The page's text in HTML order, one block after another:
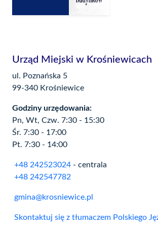
Urząd Miejski w Krośniewicach
ul. Poznańska 5
99-340 Krośniewice
Godziny urzędowania:
Pn, Wt, Czw. 7:30 - 15:30
Śr. 7:30 - 17:00
Pt. 7:30 - 14:00
+48 242523024 - centrala
+48 242547782
gmina@krosniewice.pl
Skontaktuj się z tłumaczem Polskiego